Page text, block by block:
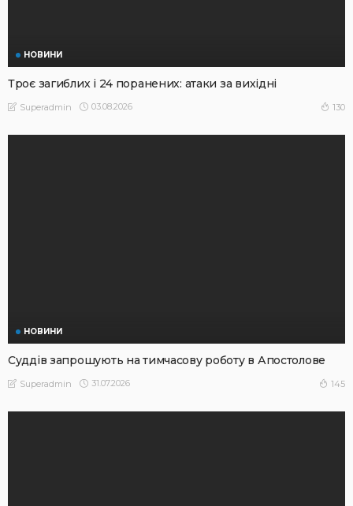
НОВИНИ
Троє загиблих і 24 поранених: атаки за вихідні
Superadmin 03.08.2026 130
НОВИНИ
Суддів запрошують на тимчасову роботу в Апостолове
Superadmin 31.07.2026 145